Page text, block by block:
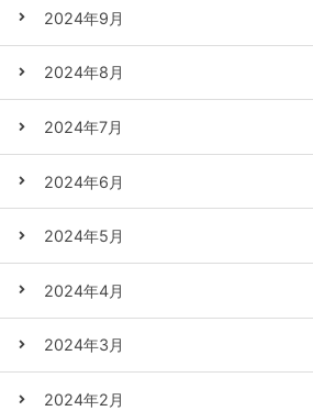
2024年9月
2024年8月
2024年7月
2024年6月
2024年5月
2024年4月
2024年3月
2024年2月